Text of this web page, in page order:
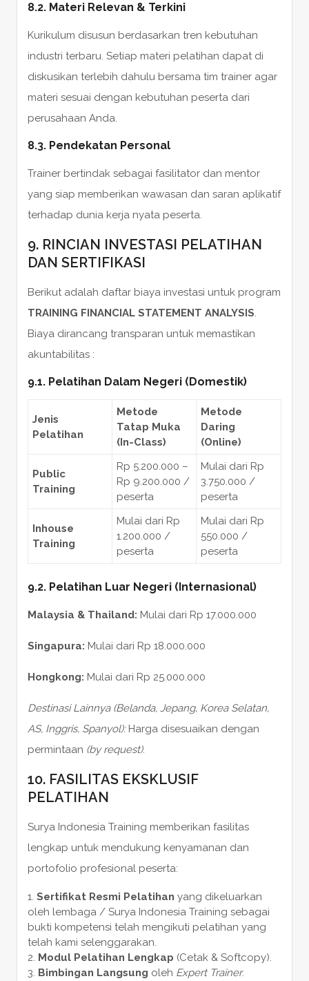
8.2. Materi Relevan & Terkini
Kurikulum disusun berdasarkan tren kebutuhan
industri terbaru. Setiap materi pelatihan dapat di
diskusikan terlebih dahulu bersama tim trainer agar
materi sesuai dengan kebutuhan peserta dari
perusahaan Anda.
8.3. Pendekatan Personal
Trainer bertindak sebagai fasilitator dan mentor
yang siap memberikan wawasan dan saran aplikatif
terhadap dunia kerja nyata peserta.
9. RINCIAN INVESTASI PELATIHAN
DAN SERTIFIKASI
Berikut adalah daftar biaya investasi untuk program
TRAINING FINANCIAL STATEMENT ANALYSIS.
Biaya dirancang transparan untuk memastikan
akuntabilitas :
9.1. Pelatihan Dalam Negeri (Domestik)
Jenis
Pelatihan
Metode
Tatap Muka
(In-Class)
Metode
Daring
(Online)
Public
Training
Rp 5.200.000 –
Rp 9.200.000 /
peserta
Mulai dari Rp
3.750.000 /
peserta
Inhouse
Training
Mulai dari Rp
1.200.000 /
peserta
Mulai dari Rp
550.000 /
peserta
9.2. Pelatihan Luar Negeri (Internasional)
Malaysia & Thailand: Mulai dari Rp 17.000.000
Singapura: Mulai dari Rp 18.000.000
Hongkong: Mulai dari Rp 25.000.000
Destinasi Lainnya (Belanda, Jepang, Korea Selatan,
AS, Inggris, Spanyol):Harga disesuaikan dengan
permintaan (by request).
10. FASILITAS EKSKLUSIF
PELATIHAN
Surya Indonesia Training memberikan fasilitas
lengkap untuk mendukung kenyamanan dan
portofolio profesional peserta:
Sertifikat Resmi Pelatihan yang dikeluarkan
oleh lembaga / Surya Indonesia Training sebagai
bukti kompetensi telah mengikuti pelatihan yang
telah kami selenggarakan.
Modul Pelatihan Lengkap (Cetak & Softcopy).
Bimbingan Langsung oleh Expert Trainer.